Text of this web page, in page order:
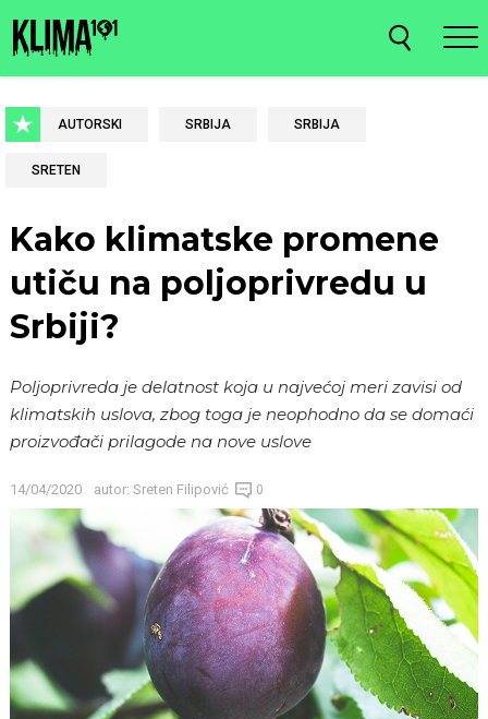
AUTORSKI SRBIJA SRBIJA
SRETEN
Kako klimatske promene
utiču na poljoprivredu u
Srbiji?
Poljoprivreda je delatnost koja u najvećoj meri zavisi od
klimatskih uslova, zbog toga je neophodno da se domaći
proizvođači prilagode na nove uslove
14/04/2020 autor: Sreten Filipović 0